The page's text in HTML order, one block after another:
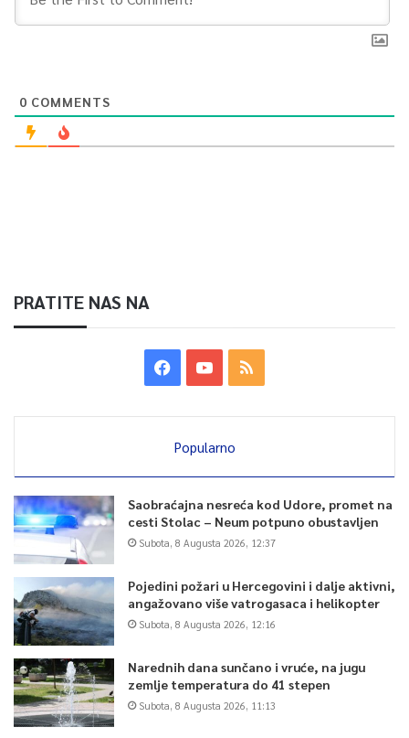
0 COMMENTS
PRATITE NAS NA
Popularno
Saobraćajna nesreća kod Udore, promet na
cesti Stolac – Neum potpuno obustavljen
Subota, 8 Augusta 2026, 12:37
Pojedini požari u Hercegovini i dalje aktivni,
angažovano više vatrogasaca i helikopter
Subota, 8 Augusta 2026, 12:16
Narednih dana sunčano i vruće, na jugu
zemlje temperatura do 41 stepen
Subota, 8 Augusta 2026, 11:13